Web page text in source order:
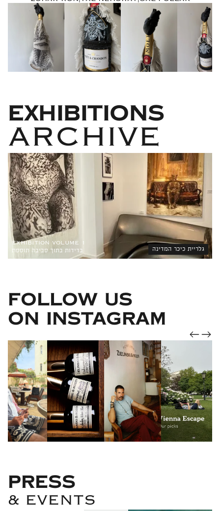
EXHIBITIONS
ARCHIVE
EXHIBITION VOLUME 1
בדידות בתוך סביבה תוססת
גלריית כיכר המדינה
FOLLOW US
ON INSTAGRAM
PRESS
& EVENTS